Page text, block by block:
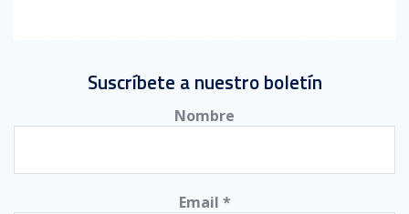
Suscríbete a nuestro boletín
Nombre
Email *